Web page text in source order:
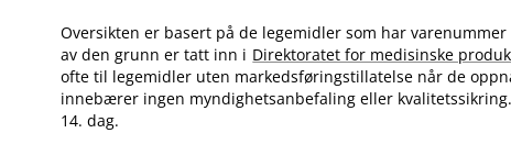
Oversikten er basert på de legemidler som har
av den grunn er tatt inn i Direktoratet for medisinske
ofte til legemidler uten markedsføringstillatelse når de
innebærer ingen myndighetsanbefaling eller
14. dag.